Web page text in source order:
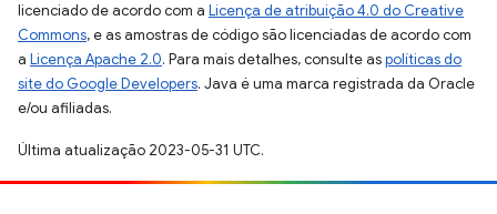
licenciado de acordo com a Licença de atribuição 4.0 do Creative
Commons, e as amostras de código são licenciadas de acordo com
a Licença Apache 2.0. Para mais detalhes, consulte aspolíticas do
site do Google Developers. Java é uma marca registrada da Oracle
e/ou afiliadas.
Última atualização 2023-05-31 UTC.